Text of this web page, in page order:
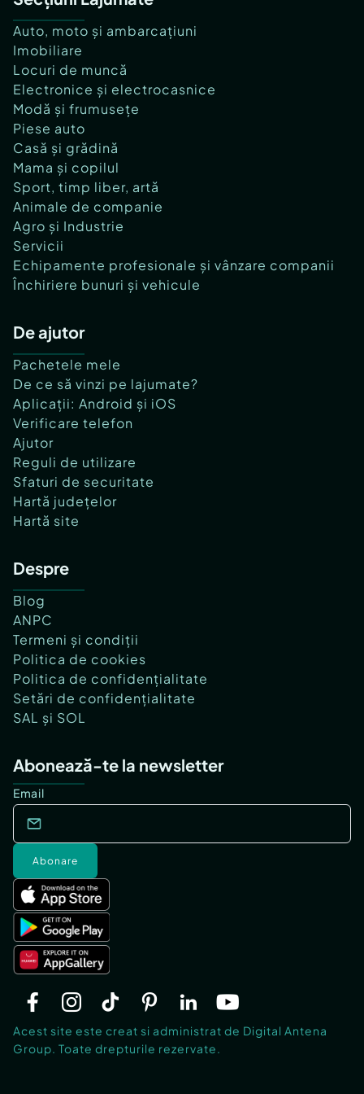
Auto, moto și ambarcațiuni
Imobiliare
Locuri de muncă
Electronice și electrocasnice
Modă și frumusețe
Piese auto
Casă și grădină
Mama și copilul
Sport, timp liber, artă
Animale de companie
Agro și Industrie
Servicii
Echipamente profesionale și vânzare companii
Închiriere bunuri și vehicule
De ajutor
Pachetele mele
De ce să vinzi pe lajumate?
Aplicații: Android și iOS
Verificare telefon
Ajutor
Reguli de utilizare
Sfaturi de securitate
Hartă județelor
Hartă site
Despre
Blog
ANPC
Termeni și condiții
Politica de cookies
Politica de confidențialitate
Setări de confidențialitate
SAL și SOL
Abonează-te la newsletter
Email
Abonare
Acest site este creat si administrat de Digital Antena
Group. Toate drepturile rezervate.